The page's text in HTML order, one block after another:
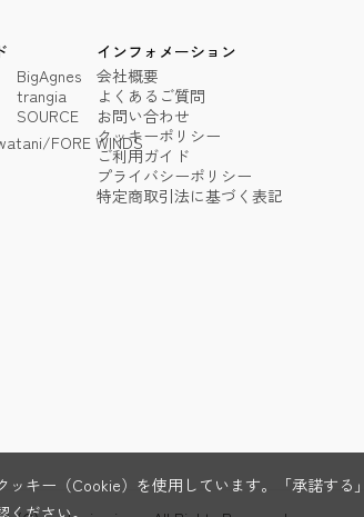
BigAgnes
trangia
SOURCE
FORE WINDS
インフォメーション
会社概要
よくあるご質問
お問い合わせ
クッキーポリシー
ご利用ガイド
プライバシーポリシー
特定商取引法に基づく表記
キー（Cookie）を使用しています。「承諾す